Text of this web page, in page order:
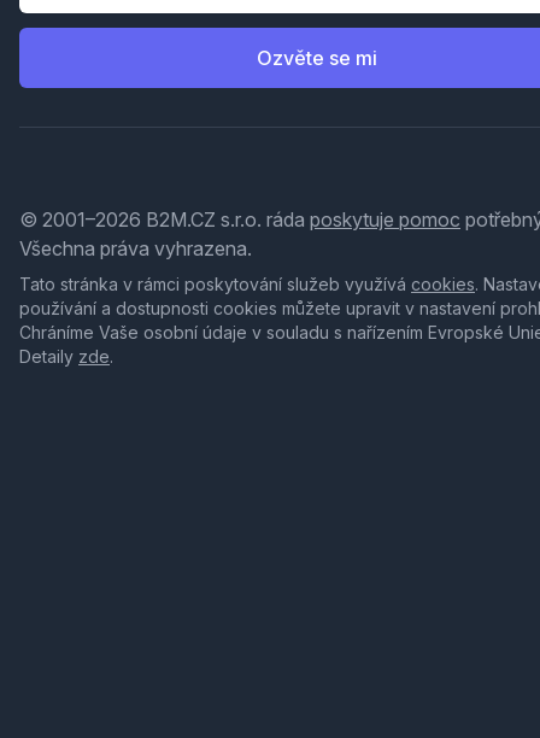
Ozvěte se mi
© 2001–2026 B2M.CZ s.r.o. ráda poskytuje pomoc
Všechna práva vyhrazena.
Tato stránka v rámci poskytování služeb využívá cookies.
používání a dostupnosti cookies můžete upravit v nastavení
Chráníme Vaše osobní údaje v souladu s nařízením Evropské
Detaily zde.